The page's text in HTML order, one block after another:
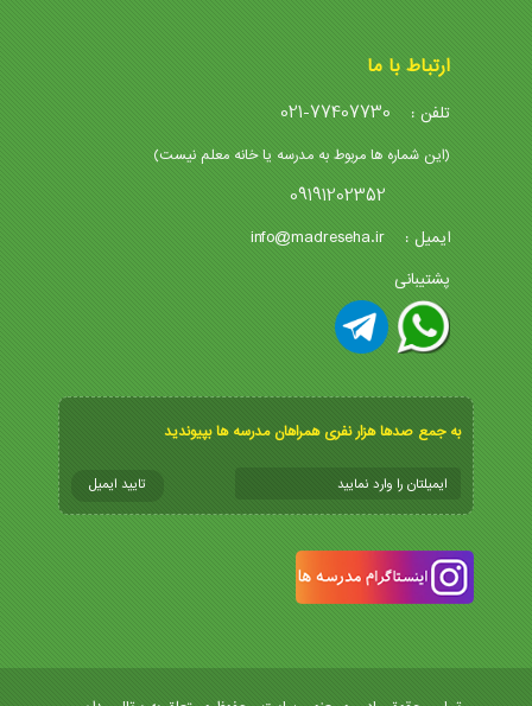
ارتباط با ما
تلفن : 021-77407730
(این شماره ها مربوط به مدرسه یا خانه معلم نیست)
09191202352
ایمیل : info@madreseha.ir
پشتیبانی
به جمع صدها هزار نفری همراهان مدرسه ها بپیوندید